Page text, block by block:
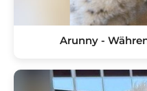
Arunny -